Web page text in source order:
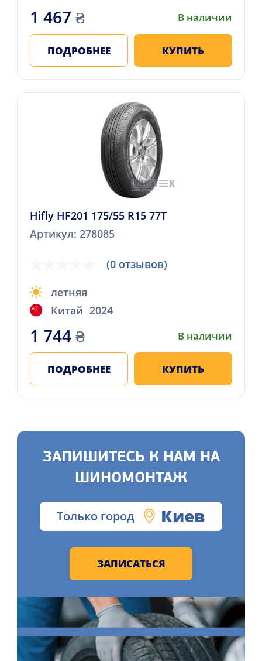
1 467 ₴ В наличии
ПОДРОБНЕЕ КУПИТЬ
Hifly HF201 175/55 R15 77T
Артикул: 278085
(0 отзывов)
летняя
Китай 2024
1 744₴ В наличии
ПОДРОБНЕЕ КУПИТЬ
ЗАПИШИТЕСЬ К НАМ НА
ШИНОМОНТАЖ
Только город Киев
ЗАПИСАТЬСЯ